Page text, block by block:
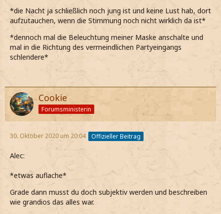
*die Nacht ja schließlich noch jung ist und keine Lust hab, dort
aufzutauchen, wenn die Stimmung noch nicht wirklich da ist*
*dennoch mal die Beleuchtung meiner Maske anschalte und
mal in die Richtung des vermeindlichen Partyeingangs
schlendere*
Cookie
Forumsministerin
30. Oktober 2020 um 20:04 Offizieller Beitrag
Alec:
*etwas auflache*
Grade dann musst du doch subjektiv werden und beschreiben
wie grandios das alles war.